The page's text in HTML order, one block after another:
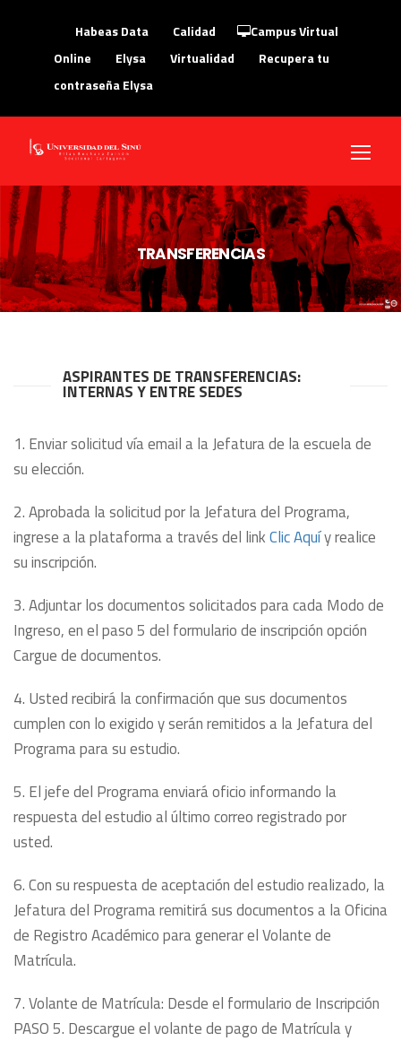
Campus Virtual
Habeas Data
Calidad
Online
Elysa Virtualidad
Recupera tu
contraseña Elysa
TRANSFERENCIAS
ASPIRANTES DE TRANSFERENCIAS:
INTERNAS Y ENTRE SEDES
1. Enviar solicitud vía email a la Jefatura de la escuela de
su elección.
2. Aprobada la solicitud por la Jefatura del Programa,
ingrese a la plataforma a través del linkClic Aquíy realice
su inscripción.
3. Adjuntar los documentos solicitados para cada Modo de
Ingreso, en el paso 5 del formulario de inscripción opción
Cargue de documentos.
4. Usted recibirá la confirmación que sus documentos
cumplen con lo exigido y serán remitidos a la Jefatura del
Programa para su estudio.
5. El jefe del Programa enviará oficio informando la
respuesta del estudio al último correo registrado por
usted.
6. Con su respuesta de aceptación del estudio realizado, la
Jefatura del Programa remitirá sus documentos a la Oficina
de Registro Académico para generar el Volante de
Matrícula.
7. Volante de Matrícula: Desde el formulario de Inscripción
PASO 5. Descargue el volante de pago de Matrícula y